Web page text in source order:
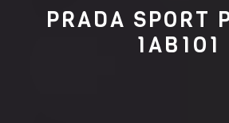
PRADA SPORT
1AB1O1